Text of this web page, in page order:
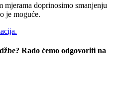
doprinosimo smanjenju
je moguće.
Rado ćemo odgovoriti na